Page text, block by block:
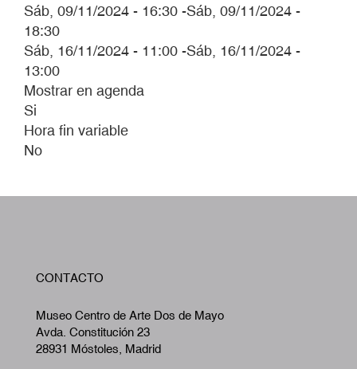
Sáb, 09/11/2024 - 16:30 -Sáb, 09/11/2024 -
18:30
Sáb, 16/11/2024 - 11:00 -Sáb, 16/11/2024 -
13:00
Mostrar en agenda
Si
Hora fin variable
No
CONTACTO
Museo Centro de Arte Dos de Mayo
Avda. Constitución 23
28931 Móstoles, Madrid